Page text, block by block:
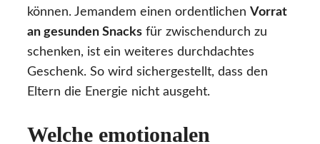
können. Jemandem einen ordentlichen Vorrat
an gesunden Snacks für zwischendurch zu
schenken, ist ein weiteres durchdachtes
Geschenk. So wird sichergestellt, dass den
Eltern die Energie nicht ausgeht.
Welche emotionalen